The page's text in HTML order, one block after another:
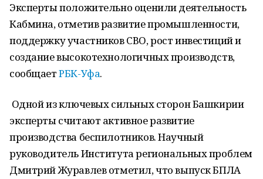
Эксперты положительно оценили деятельность
Кабмина, отметив развитие промышленности,
поддержку участников СВО, рост инвестиций и
создание высокотехнологичных производств,
сообщаетРБК-Уфа.
Одной из ключевых сильных сторон Башкирии
эксперты считают активное развитие
производства беспилотников. Научный
руководитель Института региональных проблем
Дмитрий Журавлев отметил, что выпуск БПЛА